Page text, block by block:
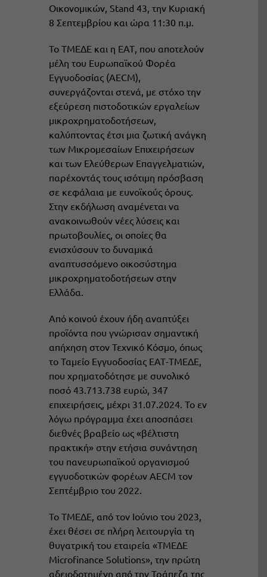
Οικονομικών, Stand 43, την Κυριακή
8 Σεπτεμβρίου και ώρα 11:30 π.μ.
Το ΤΜΕΔΕ και η ΕΑΤ, που αποτελούν
μέλη του Ευρωπαϊκού Φορέα
Εγγυοδοσίας (AECM),
συνεργάζονται στενά, με στόχο την
εξεύρεση πιστοδοτικών εργαλείων
μικροχρηματοδοτήσεων,
καλύπτοντας έτσι μια ζωτική ανάγκη
των Μικρομεσαίων Επιχειρήσεων
και των Ελεύθερων Επαγγελματιών,
παρέχοντάς τους ισότιμη πρόσβαση
σε κεφάλαια με ευνοϊκούς όρους.
Στην εκδήλωση αναμένεται να
ανακοινωθούν νέες λύσεις και
πρωτοβουλίες, οι οποίες θα
ενισχύσουν το δυναμικά
αναπτυσσόμενο οικοσύστημα
μικροχρηματοδοτήσεων στην
Ελλάδα.
Από κοινού έχουν ήδη αναπτύξει
προϊόντα που γνώρισαν σημαντική
απήχηση στον Τεχνικό Κόσμο, όπως
το Ταμείο Εγγυοδοσίας ΕΑΤ-ΤΜΕΔΕ,
που χρηματοδότησε με συνολικό
ποσό 43.713.738 ευρώ, 347
επιχειρήσεις, μέχρι 31.07.2024. Το εν
λόγω πρόγραμμα έχει αποσπάσει
διεθνές βραβείο ως «βέλτιστη
πρακτική» στην ετήσια συνάντηση
του πανευρωπαϊκού οργανισμού
εγγυοδοτικών φορέων AECM τον
Σεπτέμβριο του 2022.
Το ΤΜΕΔΕ, από τον Ιούνιο του 2023,
έχει θέσει σε πλήρη λειτουργία τη
θυγατρική του εταιρεία «ΤΜΕΔΕ
Microfinance Solutions», την πρώτη
αδειοδοτημένη από την Τράπεζα της